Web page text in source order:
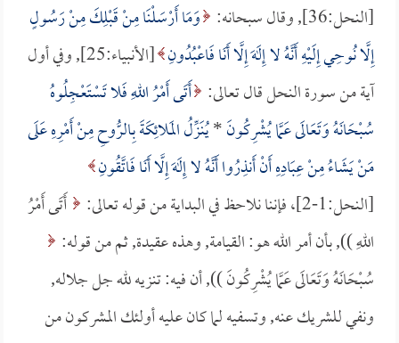
[النحل:36], وقال سبحانه:
وَمَا أَرْسَلْنَا مِنْ قَبْلِكَ مِنْ رَسُولٍ
إِلَّا نُوحِي إِلَيْهِ أَنَّهُ لا إِلَهَ إِلَّا أَنَا فَاعْبُدُونِ
[الأنبياء:25], وفي أول
آية من سورة النحل قال تعالى: أَتَى أَمْرُ اللهِ فَلا تَسْتَعْجِلُوهُ
سُبْحَانَهُ وَتَعَالَى عَمَّا يُشْرِكُونَ*يُنَزِّلُ المَلائِكَةَ بِالرُّوحِ مِنْ أَمْرِهِ عَلَى
مَنْ يَشَاءُ مِنْ عِبَادِهِ أَنْ أَنذِرُوا أَنَّهُ لا إِلَهَ إِلَّا أَنَا فَاتَّقُونِ
[النحل:1-2]، فإننا نلاحظ في البداية من قوله تعالى:
أَتَى أَمْرُ
اللهِ )), بأن أمر الله هو: القيامة, وهذه عقيدة, ثم من قوله:
سُبْحَانَهُ وَتَعَالَى عَمَّا يُشْرِكُونَ )), أن فيه: تنزيه لله جل جلاله,
ونفي للشريك عنه, وتسفيه لما كان عليه أولئك المشركون من